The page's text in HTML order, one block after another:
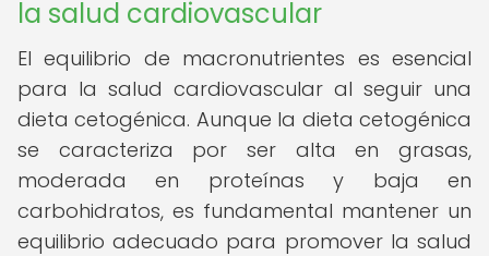
la salud cardiovascular
El equilibrio de macronutrientes es esencial
para la salud cardiovascular al seguir una
dieta cetogénica. Aunque la dieta cetogénica
se caracteriza por ser alta en grasas,
moderada en proteínas y baja en
carbohidratos, es fundamental mantener un
equilibrio adecuado para promover la salud